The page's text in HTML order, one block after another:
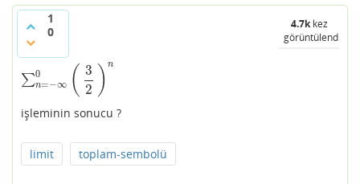
1
0
4.7kkez
görüntülendi
∑0
n=−∞ ( 3
2 ) n
∑ n=− 0(3 2 n
işleminin sonucu ?
limit toplam-sembolü